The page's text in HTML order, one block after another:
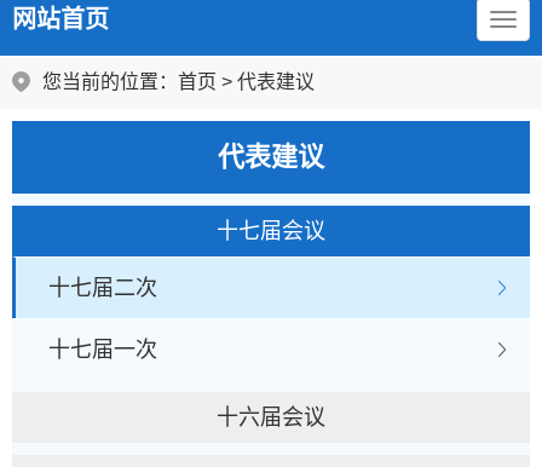
网站首页
您当前的位置： 首页 > 代表建议
代表建议
十七届会议
十七届二次
十七届一次
十六届会议